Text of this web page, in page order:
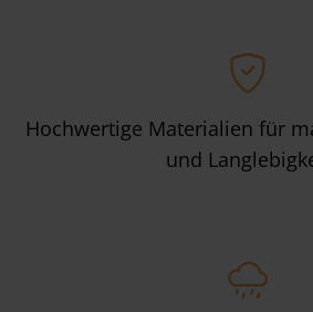
Hochwertige Materialien für
und